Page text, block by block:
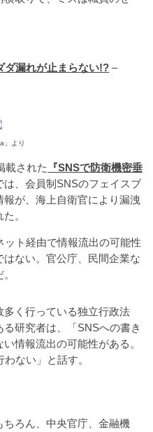
ダ漏れが止まらない!? –
」より
載された
『SNSで防衛機密垂
は、会員制SNSのフェイスブ
が、海上自衛官により漏洩
。
ト経由で情報流出の可能性
ない。官公庁、民間企業な
く行っている独立行政法
研究者は、「SNSへの書き
情報流出の可能性がある。
ない」と話す。
ろん、中央官庁、金融機